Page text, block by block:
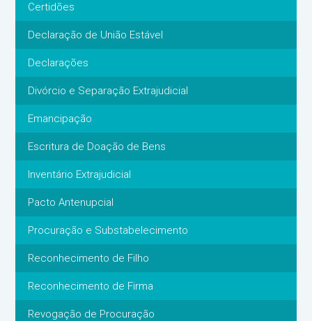
Certidões
Declaração de União Estável
Declarações
Divórcio e Separação Extrajudicial
Emancipação
Escritura de Doação de Bens
Inventário Extrajudicial
Pacto Antenupcial
Procuração e Substabelecimento
Reconhecimento de Filho
Reconhecimento de Firma
Revogação de Procuração